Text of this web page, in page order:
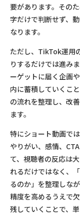
要があります。その
字だけで判断せず、
なります。
ただし、TikTok運用
りするだけでは進み
ーゲットに届く企画
内に蓄積していくこ
の流れを整理し、改
ます。
特にショート動画で
やりがい、感情、
て、視聴者の反応は
れるだけではなく、
るのか」を整理しな
精度を高めるうえで
残していくことで、